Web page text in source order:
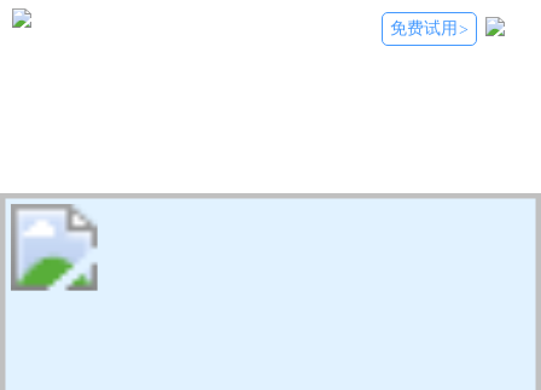
免费试用 >